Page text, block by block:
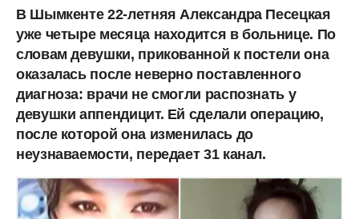
В Шымкенте 22-летняя Александра Песецкая
уже четыре месяца находится в больнице. По
словам девушки, прикованной к постели она
оказалась после неверно поставленного
диагноза: врачи не смогли распознать у
девушки аппендицит. Ей сделали операцию,
после которой она изменилась до
неузнаваемости, передает 31 канал.